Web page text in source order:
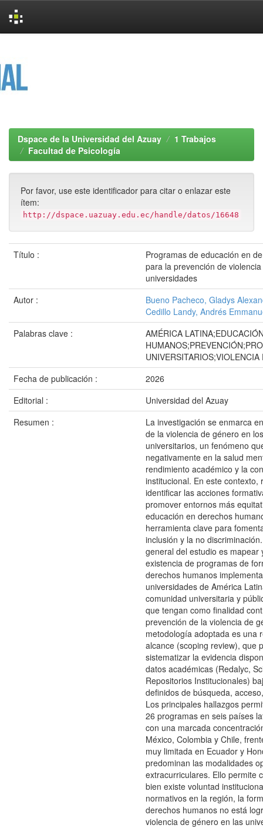
Dspace de la Universidad del Azuay
1 Trabajos
Facultad de Psicología
Por favor, use este identificador para citar o enlazar este
ítem:
http://dspace.uazuay.edu.ec/handle/datos/16648
Título :
Programas de educación en
para la prevención de
universidades
Autor :
Bueno Pacheco, Gladys
Cedillo Landy, Andrés
Palabras clave :
AMÉRICA
UNIVERSITARIOS;VIOLENCIA
Fecha de publicación :
2026
Editorial :
Universidad del Azuay
Resumen :
La investigación se enmarca
de la violencia de género en
universitarios, un fenómeno
negativamente en la salud
rendimiento académico y la
institucional. En este contexto,
identificar las acciones
promover entornos más
educación en derechos
herramienta clave para
inclusión y la no
general del estudio es mapear
existencia de programas de
derechos humanos
universidades de América
comunidad universitaria y
que tengan como finalidad
prevención de la violencia de
metodología adoptada es una
alcance (scoping review), que
sistematizar la evidencia
datos académicas (Redalyc,
Repositorios Institucionales)
definidos de búsqueda,
Los principales hallazgos
26 programas en seis países
con una marcada
México, Colombia y Chile,
muy limitada en Ecuador y
predominan las modalidades
extracurriculares. Ello permite
bien existe voluntad
normativos en la región, la
derechos humanos no está
violencia de género en las